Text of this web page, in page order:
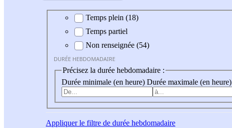
Durée hebdomadaire
Temps plein (18)
Temps partiel
Non renseignée (54)
DURÉE HEBDOMADAIRE
Précisez la durée hebdomadaire :
Durée minimale (en heure) Durée maximale (en heure)
Appliquerle filtre de durée hebdomadaire